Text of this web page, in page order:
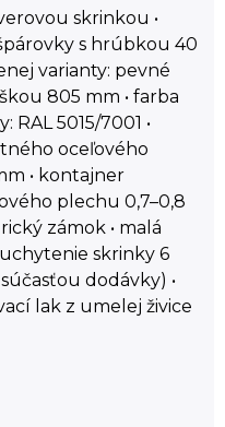
skrinkou •
s hrúbkou 40
varianty: pevné
805 mm • farba
5015/7001 •
oceľového
• kontajner
plechu 0,7–0,8
zámok • malá
skrinky 6
dodávky) •
lak z umelej živice